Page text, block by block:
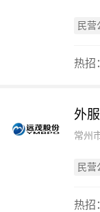
民营
热招
外
常州
民营
热招